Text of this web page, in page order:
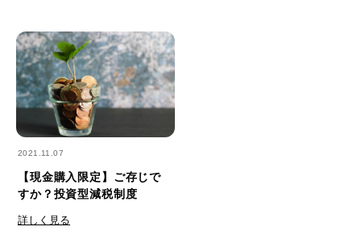
2021.11.07
【現金購入限定】ご存じで
すか？投資型減税制度
詳しく見る